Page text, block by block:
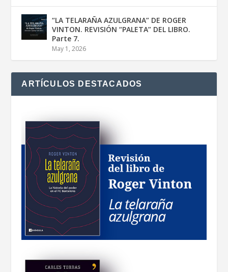
“LA TELARAÑA AZULGRANA” DE ROGER
VINTON. REVISIÓN “PALETA” DEL LIBRO.
Parte 7.
May 1, 2026
ARTÍCULOS DESTACADOS